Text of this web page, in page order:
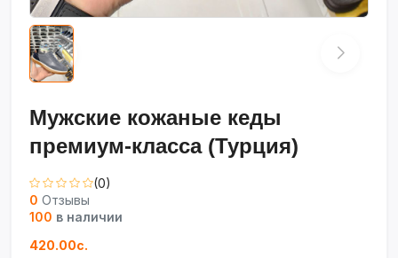
Мужские кожаные кеды
премиум-класса (Турция)
(0)
0 Отзывы
100 в наличии
420.00с.